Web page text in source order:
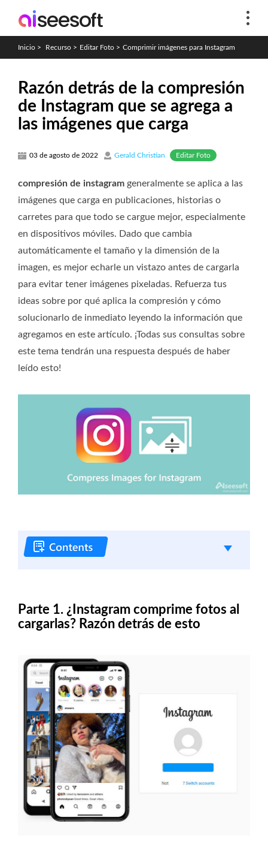
Inicio > Recurso > Editar Foto > Comprimir imágenes para Instagram
Razón detrás de la compresión
de Instagram que se agrega a
las imágenes que carga
03 de agosto de 2022 Gerald Christian Editar Foto
compresión de instagram generalmente se aplica a las
imágenes que carga en publicaciones, historias o
carretes para que todo se cargue mejor, especialmente
en dispositivos móviles. Dado que cambia
automáticamente el tamaño y la dimensión de la
imagen, es mejor echarle un vistazo antes de cargarla
para evitar tener imágenes pixeladas. Refuerza tus
ideas sobre por qué aplica la compresión y cómo
solucionarlo de inmediato leyendo la información que
agregamos en este artículo. ¡Todas sus consultas sobre
este tema tendrán una respuesta después de haber
leído esto!
Parte 1. ¿Instagram comprime fotos al
cargarlas? Razón detrás de esto